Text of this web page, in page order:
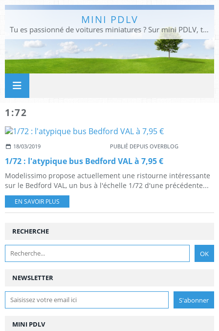
MINI PDLV
Tu es passionné de voitures miniatures ? Sur mini PDLV, tu trouveras les meilleurs bons plans pour acheter des voitures au 1:43, 1:18 ou 1:24. Tu pourras aussi découvrir des modèles de collection sous tous leurs angles. Pour ne rien louper de l'actualité des voitures miniatures, rejoins-nous !
1:72
18/03/2019 PUBLIÉ DEPUIS OVERBLOG
1/72 : l'atypique bus Bedford VAL à 7,95 €
Modelissimo propose actuellement une ristourne intéressante
sur le Bedford VAL, un bus à l'échelle 1/72 d'une précédente...
EN SAVOIR PLUS
NEWSLETTER
RECHERCHE
MINI PDLV